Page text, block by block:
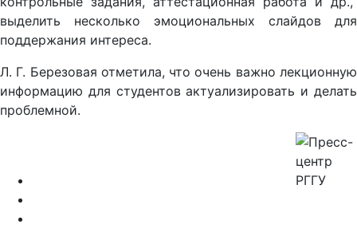
выделить несколько эмоциональных слайдов для
поддержания интереса.
Л. Г. Березовая отметила, что очень важно лекционную
информацию для студентов актуализировать и делать
проблемной.